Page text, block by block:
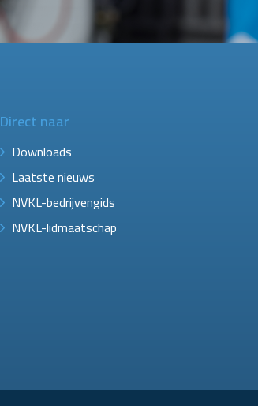
Direct naar
Downloads
Laatste nieuws
NVKL-bedrijvengids
NVKL-lidmaatschap